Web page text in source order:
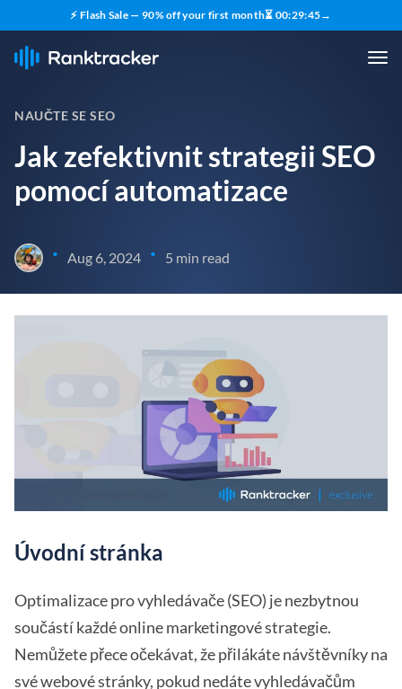
⚡ Flash Sale — 90% off your first month⏳ 00:29:43→
NAUČTE SE SEO
Jak zefektivnit strategii SEO
pomocí automatizace
• Aug 6, 2024 • 5 min read
Úvodní stránka
Optimalizace pro vyhledávače (SEO) je nezbytnou
součástí každé online marketingové strategie.
Nemůžete přece očekávat, že přilákáte návštěvníky na
své webové stránky, pokud nedáte vyhledávačům